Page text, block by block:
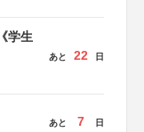
学生
あと 22 日
あと 7 日